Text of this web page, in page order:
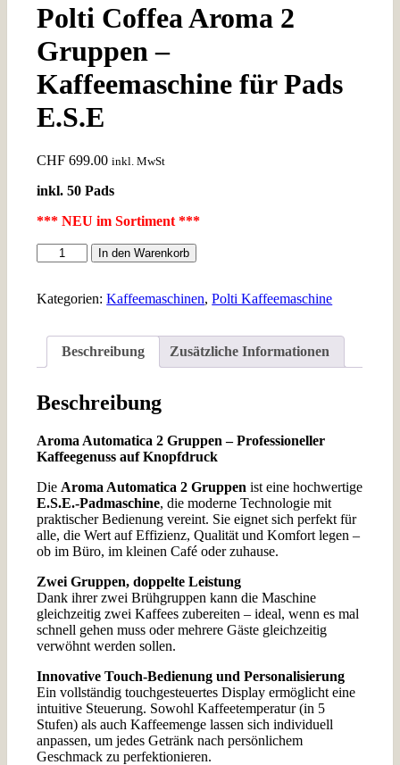
Polti Coffea Aroma 2
Gruppen –
Kaffeemaschine für Pads
E.S.E
CHF 699.00 inkl. MwSt
inkl. 50 Pads
*** NEU im Sortiment ***
Polti
Coffea
2
Kaffeemaschine
für
E.S.E
Menge
In den Warenkorb
Kategorien:Kaffeemaschinen,Polti Kaffeemaschine
Beschreibung Zusätzliche Informationen
Beschreibung
Aroma Automatica 2 Gruppen – Professioneller
Kaffeegenuss auf Knopfdruck
Die Aroma Automatica 2 Gruppen ist eine hochwertige
E.S.E.-Padmaschine, die moderne Technologie mit
praktischer Bedienung vereint. Sie eignet sich perfekt für
alle, die Wert auf Effizienz, Qualität und Komfort legen –
ob im Büro, im kleinen Café oder zuhause.
Zwei Gruppen, doppelte Leistung
Dank ihrerzwei Brühgruppen kann die Maschine
gleichzeitigzwei Kaffees zubereiten – ideal, wenn es mal
schnell gehen muss oder mehrere Gäste gleichzeitig
verwöhnt werden sollen.
Innovative Touch-Bedienung und Personalisierung
Einvollständig touchgesteuertes Display ermöglicht eine
intuitive Steuerung. SowohlKaffeetemperatur (in 5
Stufen) als auchKaffeemenge lassen sich individuell
anpassen, um jedes Getränk nach persönlichem
Geschmack zu perfektionieren.